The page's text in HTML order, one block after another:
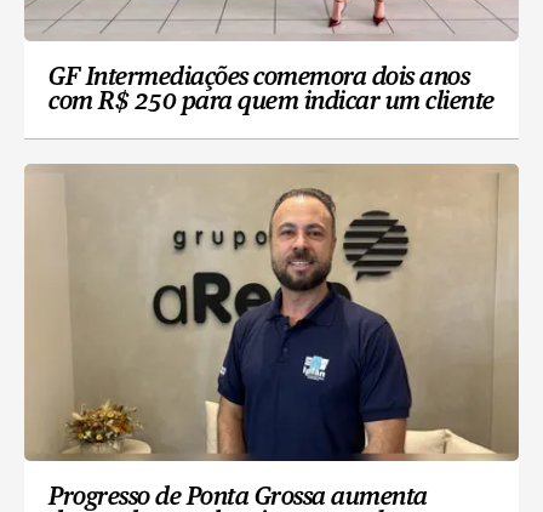
GF Intermediações comemora dois anos
com R$ 250 para quem indicar um cliente
Progresso de Ponta Grossa aumenta